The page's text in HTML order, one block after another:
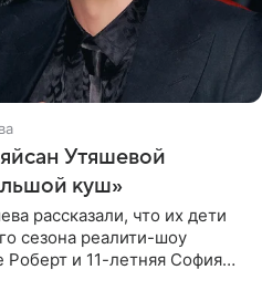
Утяшевой
куш»
рассказали, что их дети
сезона реалити-шоу
и 11-летняя София